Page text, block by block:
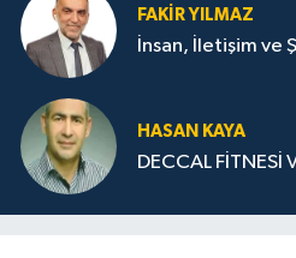
FAKIR YILMAZ
İnsan, İletişim ve
HASAN KAYA
DECCAL FİTNESİ